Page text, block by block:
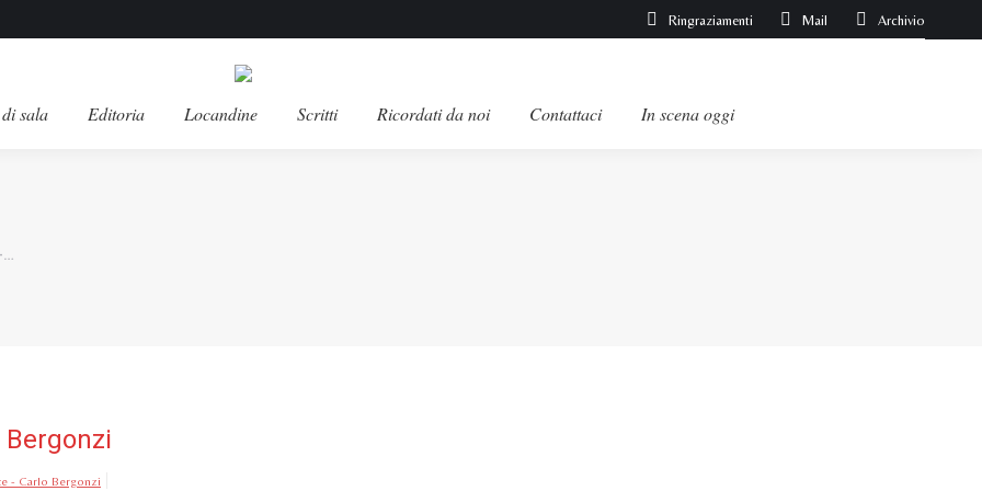
Ringraziamenti Mail Archivio
sala Editoria Locandine Scritti Ricordati da noi Contattaci In scena oggi
Bergonzi
- Carlo Bergonzi